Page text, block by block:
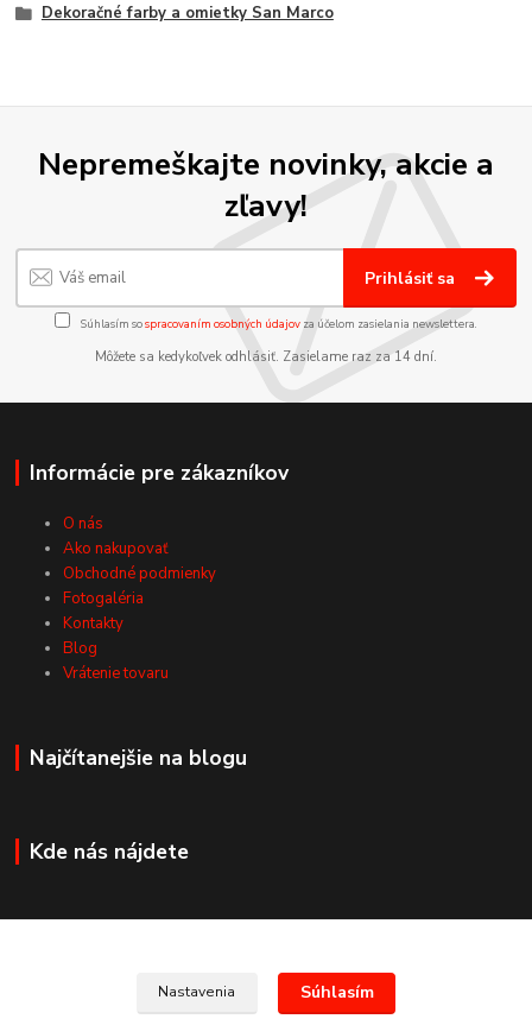
Dekoračné farby a omietky San Marco
Nepremeškajte novinky, akcie a
zľavy!
Prihlásiť sa
Súhlasím sospracovaním osobných údajov za účelom zasielania newslettera.
Môžete sa kedykoľvek odhlásiť. Zasielame raz za 14 dní.
Informácie pre zákazníkov
O nás
Ako nakupovať
Obchodné podmienky
Fotogaléria
Kontakty
Blog
Vrátenie tovaru
Najčítanejšie na blogu
Kde nás nájdete
Nastavenia Súhlasím